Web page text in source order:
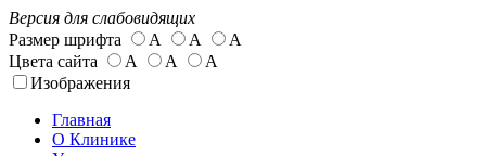
Версия для слабовидящих
Размер шрифта
А А
А
Цвета сайта
А А
А
Изображения
Главная
О Клинике